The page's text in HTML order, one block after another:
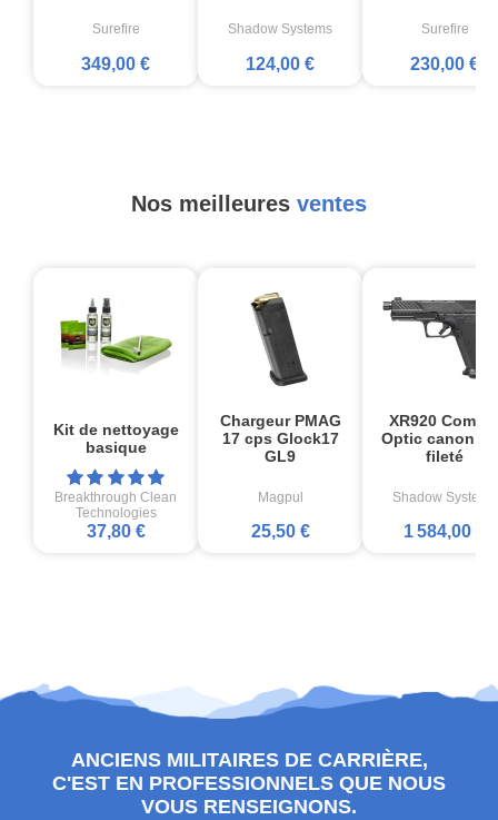
Surefire
349,00 €
Shadow Systems
124,00 €
Surefire
230,00 €
Nos meilleures ventes
Kit de nettoyage
basique
Breakthrough Clean
Technologies
37,80 €
Chargeur PMAG
17 cps Glock17
GL9
Magpul
25,50 €
XR920
Optic canon
fileté
Shadow Systems
1 584,00 €
ANCIENS MILITAIRES DE CARRIÈRE,
C'EST EN PROFESSIONNELS QUE NOUS
VOUS RENSEIGNONS.